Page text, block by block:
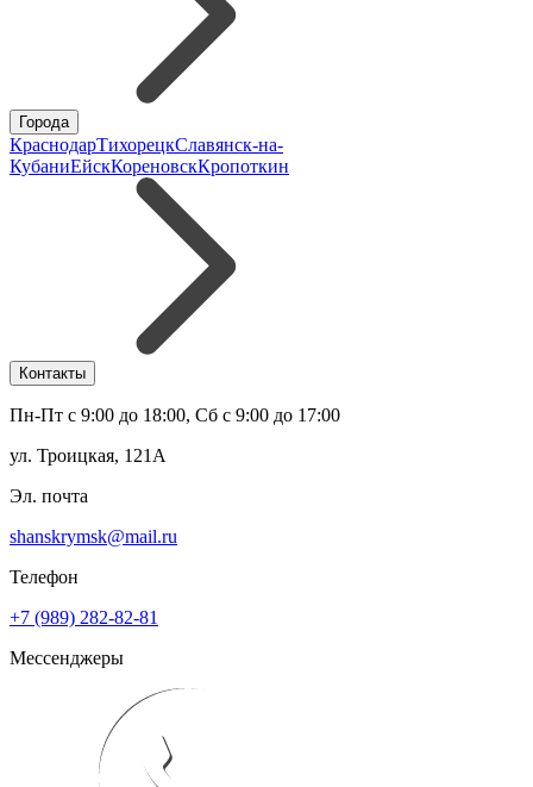
Города
КраснодарТихорецкСлавянск-на-
КубаниЕйскКореновскКропоткин
Контакты
Пн-Пт с 9:00 до 18:00, Сб с 9:00 до 17:00
ул. Троицкая, 121А
Эл. почта
shanskrymsk@mail.ru
Телефон
+7 (989) 282-82-81
Мессенджеры